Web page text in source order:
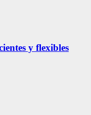
y flexibles